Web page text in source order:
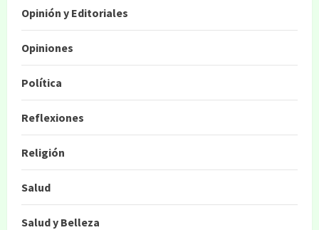
Opinión y Editoriales
Opiniones
Política
Reflexiones
Religión
Salud
Salud y Belleza